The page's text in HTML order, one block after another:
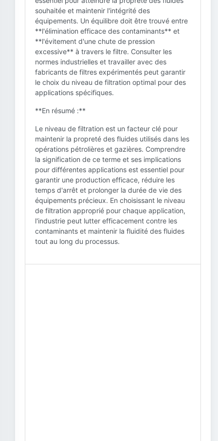
souhaitée et maintenir l'intégrité des
équipements. Un équilibre doit être trouvé entre
**l'élimination efficace des contaminants** et
**l'évitement d'une chute de pression
excessive** à travers le filtre. Consulter les
normes industrielles et travailler avec des
fabricants de filtres expérimentés peut garantir
le choix du niveau de filtration optimal pour des
applications spécifiques.
**En résumé :**
Le niveau de filtration est un facteur clé pour
maintenir la propreté des fluides utilisés dans les
opérations pétrolières et gazières. Comprendre
la signification de ce terme et ses implications
pour différentes applications est essentiel pour
garantir une production efficace, réduire les
temps d'arrêt et prolonger la durée de vie des
équipements précieux. En choisissant le niveau
de filtration approprié pour chaque application,
l'industrie peut lutter efficacement contre les
contaminants et maintenir la fluidité des fluides
tout au long du processus.